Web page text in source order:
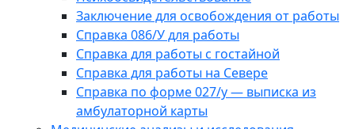
Заключение для освобождения от работы
Справка 086/У для работы
Справка для работы с гостайной
Справка для работы на Севере
Справка по форме 027/у — выписка из
амбулаторной карты